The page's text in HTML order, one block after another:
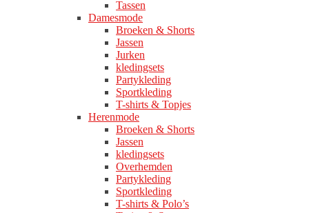
Tassen
Damesmode
Broeken & Shorts
Jassen
Jurken
kledingsets
Partykleding
Sportkleding
T-shirts & Topjes
Herenmode
Broeken & Shorts
Jassen
kledingsets
Overhemden
Partykleding
Sportkleding
T-shirts & Polo’s